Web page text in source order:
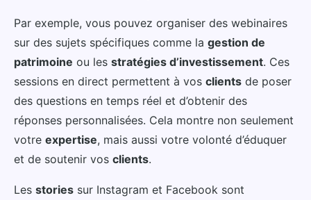
Par exemple, vous pouvez organiser des webinaires
sur des sujets spécifiques comme la gestion de
patrimoine ou les stratégies d’investissement. Ces
sessions en direct permettent à vos clients de poser
des questions en temps réel et d’obtenir des
réponses personnalisées. Cela montre non seulement
votre expertise, mais aussi votre volonté d’éduquer
et de soutenir vos clients.
Les stories sur Instagram et Facebook sont